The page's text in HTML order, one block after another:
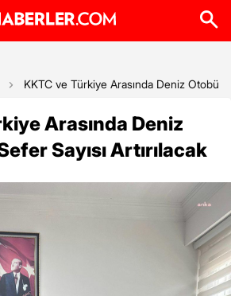
KKTC ve Türkiye Arasında Deniz Otobüsü
Arasında Deniz
Sayısı Artırılacak